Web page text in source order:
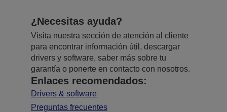
¿Necesitas ayuda?
Visita nuestra sección de atención al cliente
para encontrar información útil, descargar
drivers y software, saber más sobre tu
garantía o ponerte en contacto con nosotros.
Enlaces recomendados:
Drivers & software
Preguntas frecuentes